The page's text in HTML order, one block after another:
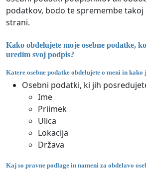
podatkov, bodo te spremembe takoj
strani.
Kako obdelujete moje osebne podatke,
uredim svoj podpis?
Katere osebne podatke obdelujete o meni in
Osebni podatki, ki jih
Ime
Priimek
Ulica
Lokacija
Država
Kaj so pravne podlage in nameni za obdelavo